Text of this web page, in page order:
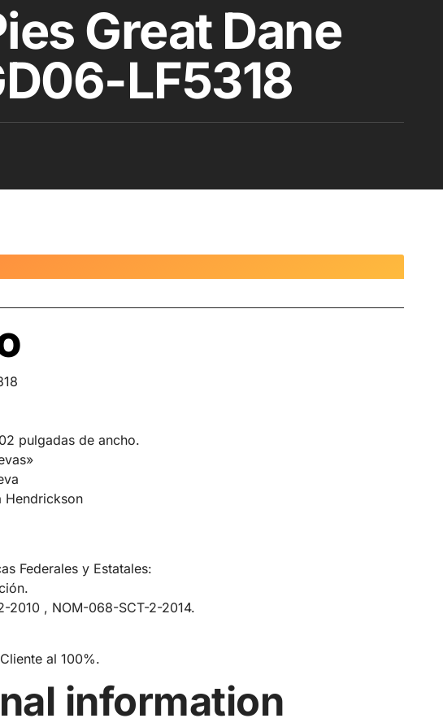
Great Dane
LF5318
pulgadas de ancho.
Hendrickson
Federales y Estatales:
2010 , NOM-068-SCT-2-2014.
al 100%.
information